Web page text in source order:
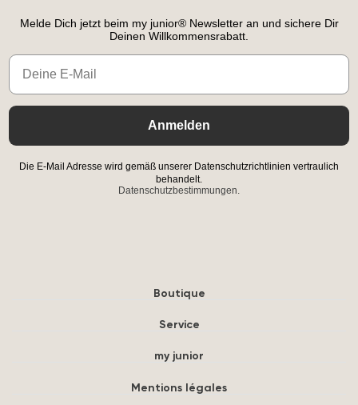
Melde Dich jetzt beim my junior® Newsletter an und sichere Dir
Deinen Willkommensrabatt.
Email
Anmelden
Die E-Mail Adresse wird gemäß unserer Datenschutzrichtlinien vertraulich
behandelt.
Datenschutzbestimmungen.
Boutique
Service
my junior
Mentions légales